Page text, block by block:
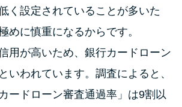
処法3つ
家賃払えないが強制退去は避け
たい…市役所に相談より賢い方
法2選
く設定されていることが多いた
めに慎重になるからです。
用が高いため、銀行カードローン
いわれています。調査によると、
ードローン審査通過率」は9割以